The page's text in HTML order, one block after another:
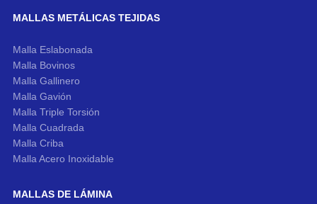
MALLAS METÁLICAS TEJIDAS
Malla Eslabonada
Malla Bovinos
Malla Gallinero
Malla Gavión
Malla Triple Torsión
Malla Cuadrada
Malla Criba
Malla Acero Inoxidable
MALLAS DE LÁMINA